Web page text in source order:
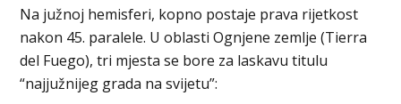
Na južnoj hemisferi, kopno postaje prava rijetkost
nakon 45. paralele. U oblasti Ognjene zemlje (Tierra
del Fuego), tri mjesta se bore za laskavu titulu
“najjužnijeg grada na svijetu”: